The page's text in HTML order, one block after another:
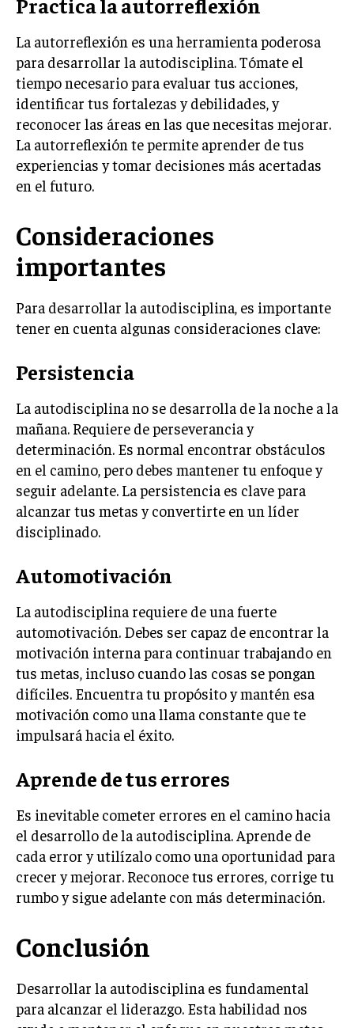
ANALÍTICA EMPRESARIAL Y BUSINESS
CIBERSEGURIDAD EMPRESARIAL
ESTRATEGIA
EMPRESAS FAMILIARES Y SUCESIÓN
GESTIÓN DEL RIESGO EMPRESARIAL
NEGOCIACIÓN Y RESOLUCIÓN DE CONFLICTOS
ÉXITO EMPRESARIAL Y CASOS DE ESTUDIO
GOBIERNO CORPORATIVO
ESTRATEGIAS DE NEGOCIOS
MARKETING B2C
FRANQUICIAS
MARKETING DE INFLUENCERS
E-COMMERCE
E-COMMERCE Y COMERCIO ELECTRÓNICO
ESTRATEGIAS DE PRICING Y GESTIÓN DE
PRECIOS
GESTIÓN DE LA EXPERIENCIA DEL CLIENTE
MÁS
PROYECTOS
GESTIÓN DE PROYECTOS
GESTIÓN DE OPERACIONES Y CADENA DE
SUMINISTRO
CALIDAD Y MEJORA CONTINUA
TALENTOS
RECURSOS HUMANOS Y GESTIÓN DEL
TALENTO
COMPENSACIÓN Y BENEFICIOS
DESARROLLO DE PERSONAL
CULTURA Y CLIMA ORGANIZACIONAL
La autorreflexión es una herramienta poderosa
para desarrollar la autodisciplina. Tómate el
tiempo necesario para evaluar tus acciones,
identificar tus fortalezas y debilidades, y
reconocer las áreas en las que necesitas mejorar.
La autorreflexión te permite aprender de tus
experiencias y tomar decisiones más acertadas
en el futuro.
Consideraciones
importantes
Para desarrollar la autodisciplina, es importante
tener en cuenta algunas consideraciones clave:
Persistencia
La autodisciplina no se desarrolla de la noche a la
mañana. Requiere de perseverancia y
determinación. Es normal encontrar obstáculos
en el camino, pero debes mantener tu enfoque y
seguir adelante. La persistencia es clave para
alcanzar tus metas y convertirte en un líder
disciplinado.
Automotivación
La autodisciplina requiere de una fuerte
automotivación. Debes ser capaz de encontrar la
motivación interna para continuar trabajando en
tus metas, incluso cuando las cosas se pongan
difíciles. Encuentra tu propósito y mantén esa
motivación como una llama constante que te
impulsará hacia el éxito.
Aprende de tus errores
Es inevitable cometer errores en el camino hacia
el desarrollo de la autodisciplina. Aprende de
cada error y utilízalo como una oportunidad para
crecer y mejorar. Reconoce tus errores, corrige tu
rumbo y sigue adelante con más determinación.
Conclusión
Desarrollar la autodisciplina es fundamental
para alcanzar el liderazgo. Esta habilidad nos